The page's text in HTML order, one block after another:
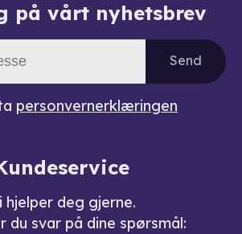
på vårt nyhetsbrev
Send
personvernerklæringen
hjelper deg gjerne.
du svar på dine spørsmål: